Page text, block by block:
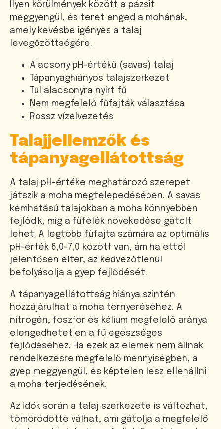
Ilyen körülmények között a pázsit
meggyengül, és teret enged a mohának,
amely kevésbé igényes a talaj
levegőzöttségére.
Alacsony pH-értékű (savas) talaj
Tápanyaghiányos talajszerkezet
Túl alacsonyra nyírt fű
Nem megfelelő fűfajták választása
Rossz vízelvezetés
Talajjellemzők és
tápanyagellátottság
A talaj pH-értéke meghatározó szerepet
játszik a moha megtelepedésében. A savas
kémhatású talajokban a moha könnyebben
fejlődik, míg a fűfélék növekedése gátolt
lehet. A legtöbb fűfajta számára az optimális
pH-érték 6,0-7,0 között van, ám ha ettől
jelentősen eltér, az kedvezőtlenül
befolyásolja a gyep fejlődését.
A tápanyagellátottság hiánya szintén
hozzájárulhat a moha térnyeréséhez. A
nitrogén, foszfor és kálium megfelelő aránya
elengedhetetlen a fű egészséges
fejlődéséhez. Ha ezek az elemek nem állnak
rendelkezésre megfelelő mennyiségben, a
gyep meggyengül, és képtelen lesz ellenállni
a moha terjedésének.
Az idők során a talaj szerkezete is változhat,
tömörödötté válhat, ami gátolja a megfelelő